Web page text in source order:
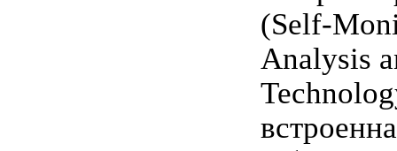
(Self-
Analysis